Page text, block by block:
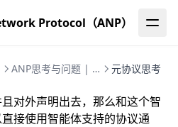
Protocol（ANP）
ANP思考与问题 | 智能体网络协议深度研究 元协议思考
对外声明出去，那么和这个智
接使用智能体支持的协议通